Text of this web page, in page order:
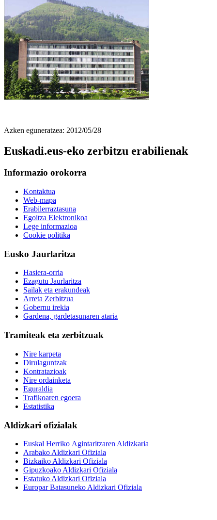
Azken eguneratzea: 2012/05/28
Euskadi.eus-eko zerbitzu erabilienak
Informazio orokorra
Kontaktua
Web-mapa
Erabilerraztasuna
Egoitza Elektronikoa
Lege informazioa
Cookie politika
Eusko Jaurlaritza
Hasiera-orria
Ezagutu Jaurlaritza
Sailak eta erakundeak
Arreta Zerbitzua
Gobernu irekia
Gardena, gardetasunaren ataria
Tramiteak eta zerbitzuak
Nire karpeta
Dirulaguntzak
Kontratazioak
Nire ordainketa
Eguraldia
Trafikoaren egoera
Estatistika
Aldizkari ofizialak
Euskal Herriko Agintaritzaren Aldizkaria
Arabako Aldizkari Ofiziala
Bizkaiko Aldizkari Ofiziala
Gipuzkoako Aldizkari Ofiziala
Estatuko Aldizkari Ofiziala
Europar Batasuneko Aldizkari Ofiziala